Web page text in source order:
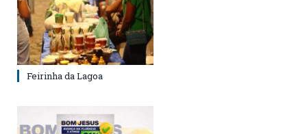
Feirinha da Lagoa